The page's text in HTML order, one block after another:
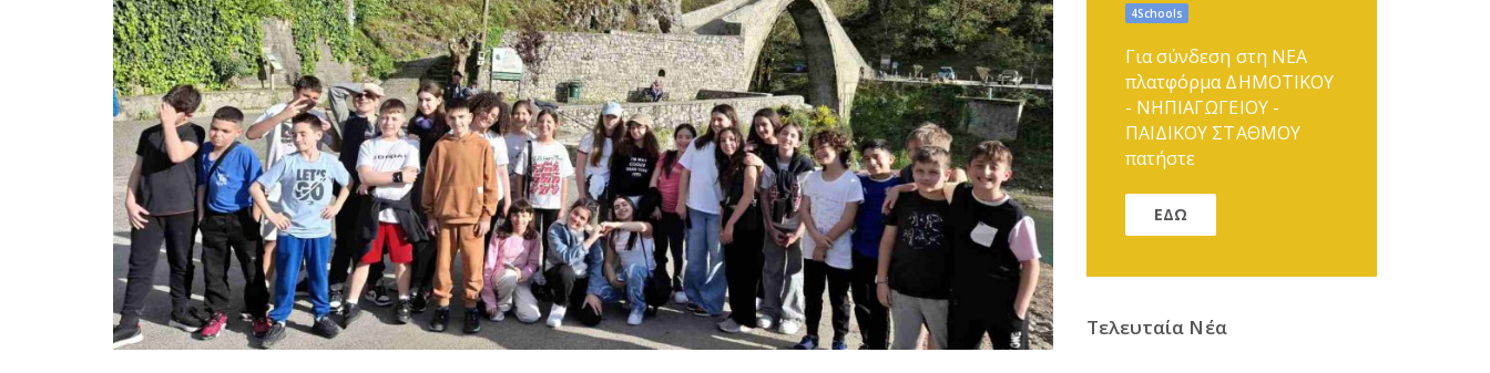
4Schools
Για σύνδεση στη ΝΕΑ
πλατφόρμα ΔΗΜΟΤΙΚΟΥ
- ΝΗΠΙΑΓΩΓΕΙΟΥ -
ΠΑΙΔΙΚΟΥ ΣΤΑΘΜΟΥ
πατήστε
ΕΔΩ
Τελευταία Νέα